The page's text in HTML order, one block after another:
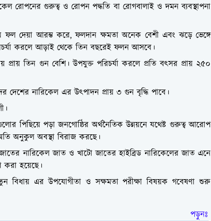
রোপনের গুরুত্ব ও রোপন পদ্ধতি বা রোগবালাই ও দমন ব্যবস্থাপনা
দেয়া আরম্ভ করে, ফলদান ক্ষমতা অনেক বেশী এবং ঝড়ে ভেঙ্গে
করলে আড়াই থেকে তিন বছরেই ফলন আসবে।
তিন গুন বেশি। উপযুক্ত পরিচর্যা করলে প্রতি বৎসর প্রায় ২৫০
দেশের নারিকেল এর উৎপাদন প্রায় ৩ গুন বৃদ্ধি পাবে।
পিছিয়ে পড়া জনগোষ্ঠির অর্থনৈতিক উন্নয়নে যথেষ্ট গুরুত্ব আরোপ
অনুকুল অবস্থা বিরাজ করছে।
নারিকেল জাত ও খাটো জাতের হাইব্রিড নারিকেলের জাত এনে
করা হয়েছে।
বিধায় এর উপযোগীতা ও সক্ষমতা পরীক্ষা বিষয়ক গবেষণা শুরু
পড়ুনঃ